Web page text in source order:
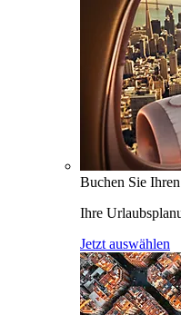
Buchen Sie
Ihre
Jetzt auswählen